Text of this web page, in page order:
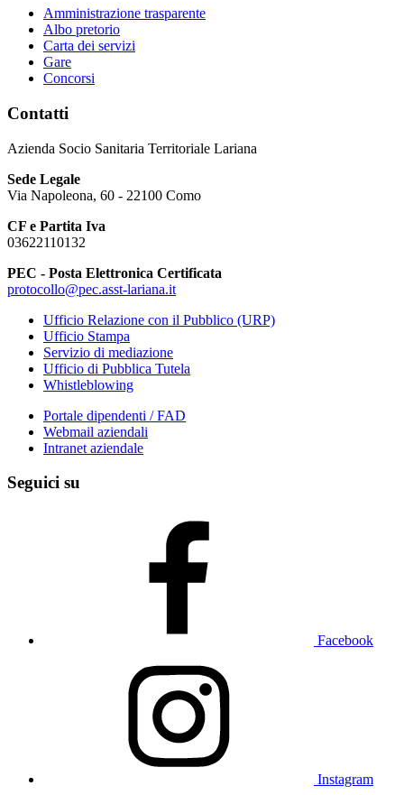
Amministrazione trasparente
Albo pretorio
Carta dei servizi
Gare
Concorsi
Contatti
Azienda Socio Sanitaria Territoriale Lariana
Sede Legale
Via Napoleona, 60 - 22100 Como
CF e Partita Iva
03622110132
PEC - Posta Elettronica Certificata
protocollo@pec.asst-lariana.it
Ufficio Relazione con il Pubblico (URP)
Ufficio Stampa
Servizio di mediazione
Ufficio di Pubblica Tutela
Whistleblowing
Portale dipendenti / FAD
Webmail aziendali
Intranet aziendale
Seguici su
Facebook
Instagram